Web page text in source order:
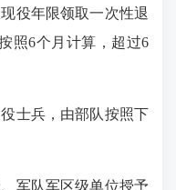
役年限领取一次性退
照6个月计算，超过6
士兵，由部队按照下
军队军区级单位授予